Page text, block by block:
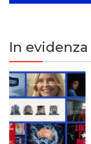
In evidenza